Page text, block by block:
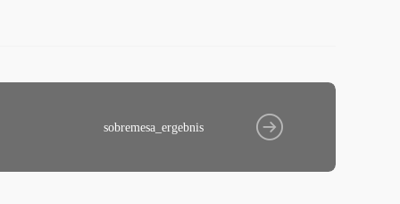
sobremesa_ergebnis